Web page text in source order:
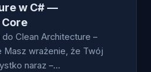
w C# —
Clean Architecture –
Masz wrażenie, że Twój
naraz –…